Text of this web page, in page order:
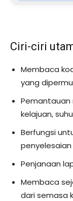
Ciri-ciri
Membaca
yang
Pemantauan
kelajuan,
Berfungsi
Penjanaan
Membaca
dari semasa